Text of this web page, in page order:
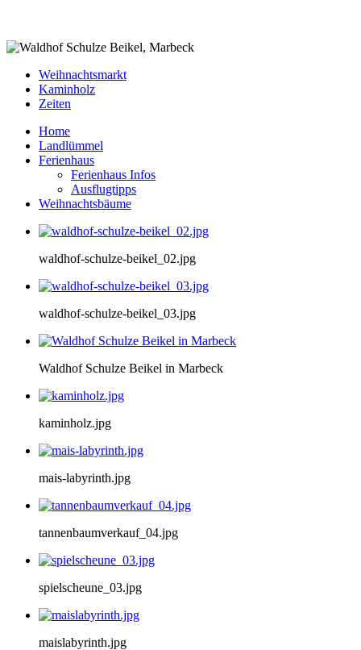
Weihnachtsmarkt
Kaminholz
Zeiten
Home
Landlümmel
Ferienhaus
Ferienhaus Infos
Ausflugtipps
Weihnachtsbäume
waldhof-schulze-beikel_02.jpg
waldhof-schulze-beikel_03.jpg
Waldhof Schulze Beikel in Marbeck
kaminholz.jpg
mais-labyrinth.jpg
tannenbaumverkauf_04.jpg
spielscheune_03.jpg
maislabyrinth.jpg